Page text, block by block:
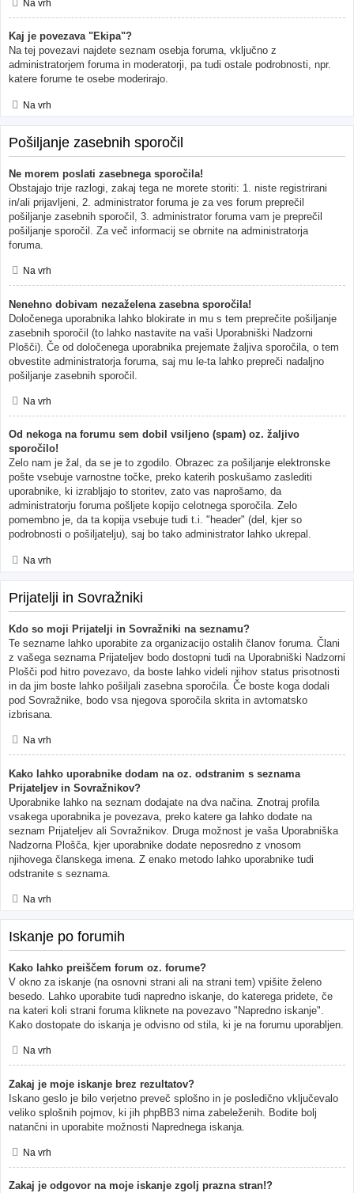
Na vrh
Kaj je povezava "Ekipa"?
Na tej povezavi najdete seznam osebja foruma, vključno z
administratorjem foruma in moderatorji, pa tudi ostale podrobnosti, npr.
katere forume te osebe moderirajo.
Na vrh
Pošiljanje zasebnih sporočil
Ne morem poslati zasebnega sporočila!
Obstajajo trije razlogi, zakaj tega ne morete storiti: 1. niste registrirani
in/ali prijavljeni, 2. administrator foruma je za ves forum preprečil
pošiljanje zasebnih sporočil, 3. administrator foruma vam je preprečil
pošiljanje sporočil. Za več informacij se obrnite na administratorja
foruma.
Na vrh
Nenehno dobivam nezaželena zasebna sporočila!
Določenega uporabnika lahko blokirate in mu s tem preprečite pošiljanje
zasebnih sporočil (to lahko nastavite na vaši Uporabniški Nadzorni
Plošči). Če od določenega uporabnika prejemate žaljiva sporočila, o tem
obvestite administratorja foruma, saj mu le-ta lahko prepreči nadaljno
pošiljanje zasebnih sporočil.
Na vrh
Od nekoga na forumu sem dobil vsiljeno (spam) oz. žaljivo
sporočilo!
Zelo nam je žal, da se je to zgodilo. Obrazec za pošiljanje elektronske
pošte vsebuje varnostne točke, preko katerih poskušamo zaslediti
uporabnike, ki izrabljajo to storitev, zato vas naprošamo, da
administratorju foruma pošljete kopijo celotnega sporočila. Zelo
pomembno je, da ta kopija vsebuje tudi t.i. "header" (del, kjer so
podrobnosti o pošiljatelju), saj bo tako administrator lahko ukrepal.
Na vrh
Prijatelji in Sovražniki
Kdo so moji Prijatelji in Sovražniki na seznamu?
Te sezname lahko uporabite za organizacijo ostalih članov foruma. Člani
z vašega seznama Prijateljev bodo dostopni tudi na Uporabniški Nadzorni
Plošči pod hitro povezavo, da boste lahko videli njihov status prisotnosti
in da jim boste lahko pošiljali zasebna sporočila. Če boste koga dodali
pod Sovražnike, bodo vsa njegova sporočila skrita in avtomatsko
izbrisana.
Na vrh
Kako lahko uporabnike dodam na oz. odstranim s seznama
Prijateljev in Sovražnikov?
Uporabnike lahko na seznam dodajate na dva načina. Znotraj profila
vsakega uporabnika je povezava, preko katere ga lahko dodate na
seznam Prijateljev ali Sovražnikov. Druga možnost je vaša Uporabniška
Nadzorna Plošča, kjer uporabnike dodate neposredno z vnosom
njihovega članskega imena. Z enako metodo lahko uporabnike tudi
odstranite s seznama.
Na vrh
Iskanje po forumih
Kako lahko preiščem forum oz. forume?
V okno za iskanje (na osnovni strani ali na strani tem) vpišite želeno
besedo. Lahko uporabite tudi napredno iskanje, do katerega pridete, če
na kateri koli strani foruma kliknete na povezavo "Napredno iskanje".
Kako dostopate do iskanja je odvisno od stila, ki je na forumu uporabljen.
Na vrh
Zakaj je moje iskanje brez rezultatov?
Iskano geslo je bilo verjetno preveč splošno in je posledično vključevalo
veliko splošnih pojmov, ki jih phpBB3 nima zabeleženih. Bodite bolj
natančni in uporabite možnosti Naprednega iskanja.
Na vrh
Zakaj je odgovor na moje iskanje zgolj prazna stran!?